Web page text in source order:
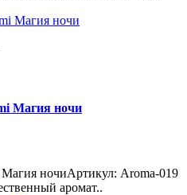
Магия ночи
ночиАртикул: Aroma-019
аромат..